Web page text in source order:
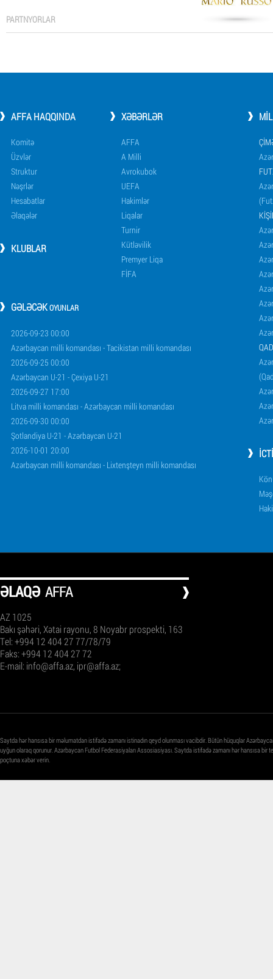
PARTNYORLAR
AFFA HAQQINDA
Komitə
Üzvlər
Struktur
Nəşrlər
Hesabatlar
Əlaqələr
KLUBLAR
XƏBƏRLƏR
AFFA
A Milli
Avrokubok
UEFA
Hakimlər
Liqalar
Turnir
Kütləvilik
Premyer Liqa
FİFA
GƏLƏCƏKOYUNLAR
2026-09-23 00:00
Azərbaycan milli komandası - Tacikistan milli komandası
2026-09-25 00:00
Azərbaycan U-21 - Çexiya U-21
2026-09-27 17:00
Litva milli komandası - Azərbaycan milli komandası
2026-09-30 00:00
Şotlandiya U-21 - Azərbaycan U-21
2026-10-01 20:00
Azərbaycan milli komandası - Lixtenşteyn milli komandası
ƏLAQƏ AFFA
AZ 1025
Bakı şəhəri, Xətai rayonu, 8 Noyabr prospekti, 163
Tel: +994 12 404 27 77/78/79
Faks: +994 12 404 27 72
E-mail: info@affa.az, ipr@affa.az;
Saytda hər hansısa bir məlumatdan istifadə zamanı istinadın qeyd olunması vacibdir. Bütün hüquqlar
uyğun olaraq qorunur. Azərbaycan Futbol Federasiyaları Assosiasiyası. Saytda istifadə zamanı hər hansısa
poçtuna xəbər verin.